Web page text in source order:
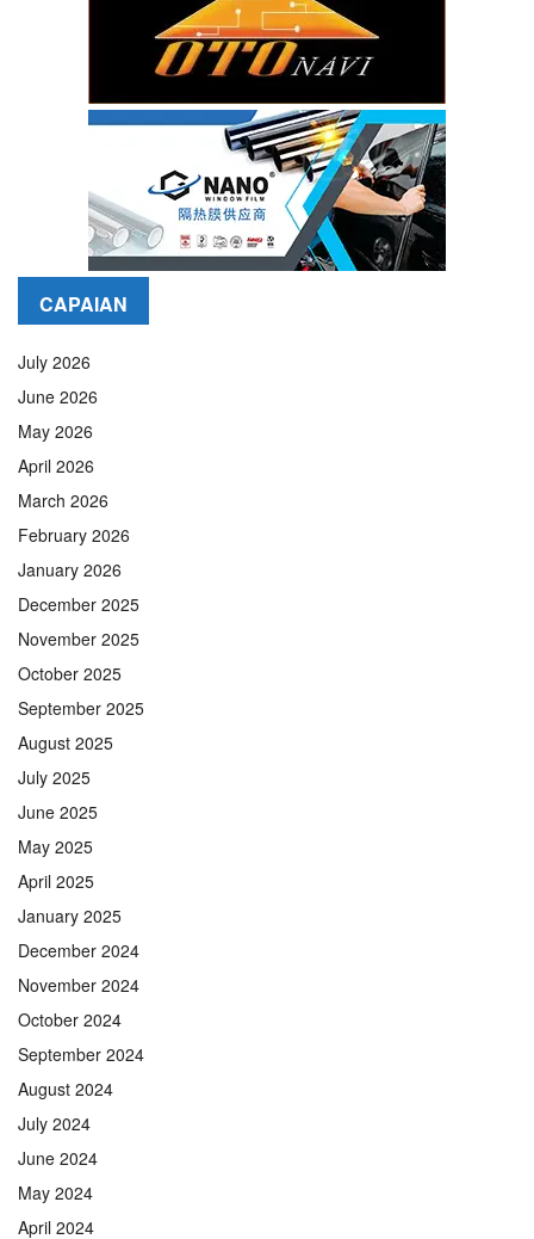
CAPAIAN
July 2026
June 2026
May 2026
April 2026
March 2026
February 2026
January 2026
December 2025
November 2025
October 2025
September 2025
August 2025
July 2025
June 2025
May 2025
April 2025
January 2025
December 2024
November 2024
October 2024
September 2024
August 2024
July 2024
June 2024
May 2024
April 2024